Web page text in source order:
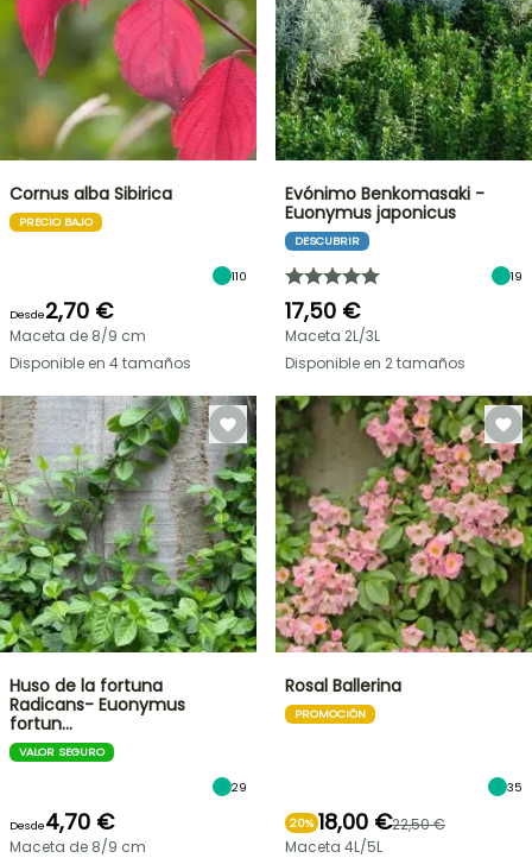
Cornus alba Sibirica
PRECIO BAJO
110
Desde2,70 €
Maceta de 8/9 cm
Disponible en 4 tamaños
Evónimo Benkomasaki -
Euonymus japonicus
DESCUBRIR
19
17,50 €
Maceta 2L/3L
Disponible en 2 tamaños
Huso de la fortuna
Radicans- Euonymus
fortun…
VALOR SEGURO
29
Desde4,70 €
Maceta de 8/9 cm
Rosal Ballerina
PROMOCIÓN
35
20% 18,00 €22,50 €
Maceta 4L/5L